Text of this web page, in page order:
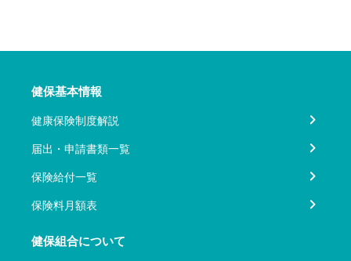
健保基本情報
健康保険制度解説
届出・申請書類一覧
保険給付一覧
保険料月額表
健保組合について